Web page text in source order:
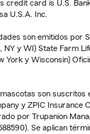
credit card is U.S.
U.S.A. Inc.
son emitidos por
NY y WI) State Farm
York y Wisconsin)
son suscritos
y ZPIC Insurance
por Trupanion
Se aplican